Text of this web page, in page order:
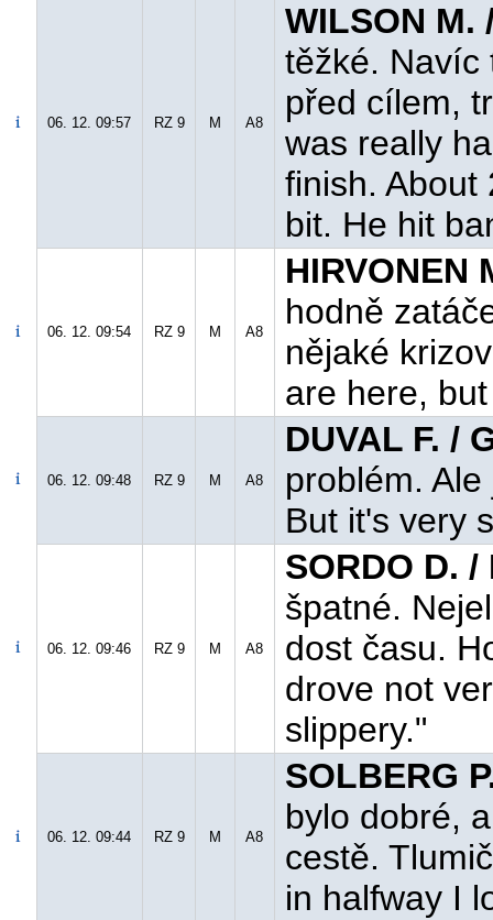
06. 12. 09:57 RZ 9 M A8
WILSON M.
těžké. Navíc
před cílem,
was really
finish. About
bit. He hit
06. 12. 09:54 RZ 9 M A8
HIRVONEN
hodně
nějaké
are here,
06. 12. 09:48 RZ 9 M A8
DUVAL F. /
problém.
But it's very
06. 12. 09:46 RZ 9 M A8
SORDO D. /
špatné.
dost času.
drove not
slippery."
06. 12. 09:44 RZ 9 M A8
SOLBERG
bylo dobré,
cestě.
in halfway I